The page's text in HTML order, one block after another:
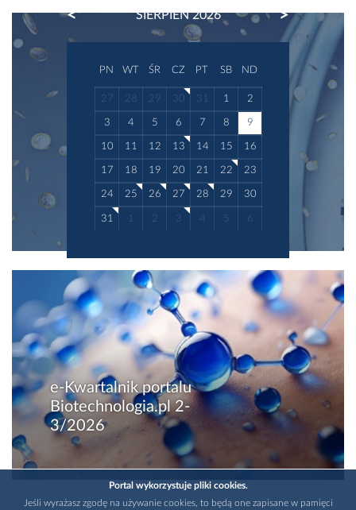
SIERPIEŃ 2026
PREVIOUS NEXT
PN WT ŚR CZ PT SB ND
27 28 29 30 31 1 2
3 4 5 6 7 8 9
10 11 12 13 14 15 16
17 18 19 20 21 22 23
24 25 26 27 28 29 30
31 1 2 3 4 5 6
e-Kwartalnik portalu
Biotechnologia.pl 2-
3/2026
Portal wykorzystuje pliki cookies.
Jeśli wyrażasz zgodę na używanie cookies, to będą one zapisane w pamięci